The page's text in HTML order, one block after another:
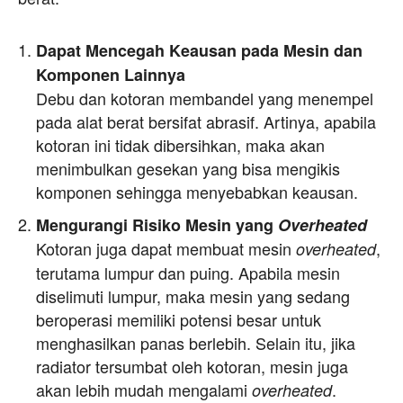
Dapat Mencegah Keausan pada Mesin dan
Komponen Lainnya
Debu dan kotoran membandel yang menempel
pada alat berat bersifat abrasif. Artinya, apabila
kotoran ini tidak dibersihkan, maka akan
menimbulkan gesekan yang bisa mengikis
komponen sehingga menyebabkan keausan.
Mengurangi Risiko Mesin yang Overheated
Kotoran juga dapat membuat mesin overheated,
terutama lumpur dan puing. Apabila mesin
diselimuti lumpur, maka mesin yang sedang
beroperasi memiliki potensi besar untuk
menghasilkan panas berlebih. Selain itu, jika
radiator tersumbat oleh kotoran, mesin juga
akan lebih mudah mengalami overheated.